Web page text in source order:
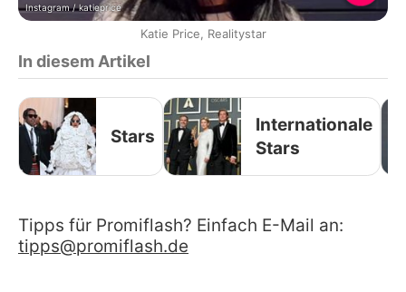
Instagram / katieprice
Katie Price, Realitystar
In diesem Artikel
Stars
Internationale
Stars
Tipps für Promiflash? Einfach E-Mail an:
tipps@promiflash.de